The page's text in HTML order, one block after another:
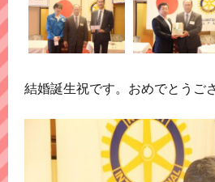
結婚誕生祝です。おめでとうご